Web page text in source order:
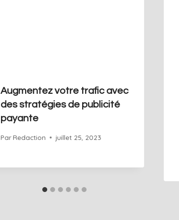
Augmentez votre trafic avec
des stratégies de publicité
payante
Par Redaction juillet 25, 2023